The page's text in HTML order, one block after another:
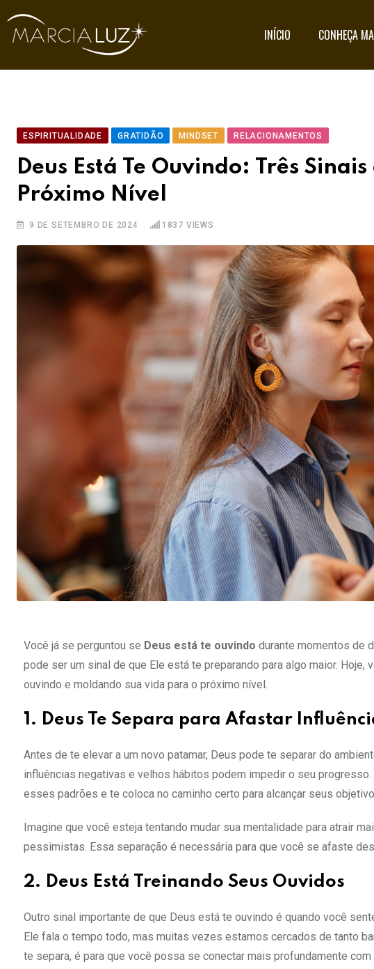
INÍCIO CONHEÇA
ESPIRITUALIDADE GRATIDÃO MINDSET RELACIONAMENTOS
Deus Está Te Ouvindo: Três
Próximo Nível
9 DE SETEMBRO DE 2024 1837 VIEWS
Você já se perguntou se Deus está te ouvindo durante momentos de
pode ser um sinal de que Ele está te preparando para algo maior.
ouvindo e moldando sua vida para o próximo nível.
1. Deus Te Separa para Afastar
Antes de te elevar a um novo patamar, Deus pode te separar do
influências negativas e velhos hábitos podem impedir o seu
esses padrões e te coloca no caminho certo para alcançar seus
Imagine que você esteja tentando mudar sua mentalidade para atrair
pessimistas. Essa separação é necessária para que você se afaste
2. Deus Está Treinando Seus Ouvidos
Outro sinal importante de que Deus está te ouvindo é quando você
Ele fala o tempo todo, mas muitas vezes estamos cercados de tanto
te separa, é para que você possa se conectar mais profundamente